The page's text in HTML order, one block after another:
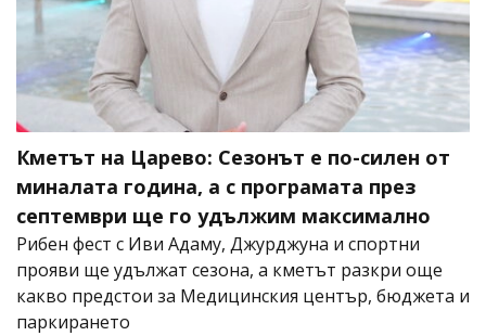
Кметът на Царево: Сезонът е по-силен от
миналата година, а с програмата през
септември ще го удължим максимално
Рибен фест с Иви Адаму, Джурджуна и спортни
прояви ще удължат сезона, а кметът разкри още
какво предстои за Медицинския център, бюджета и
паркирането